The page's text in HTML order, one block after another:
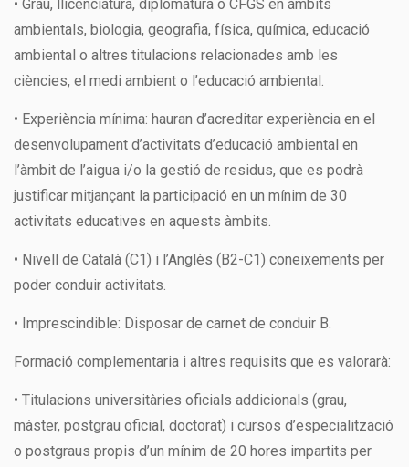
• Grau, llicenciatura, diplomatura o CFGS en àmbits
ambientals, biologia, geografia, física, química, educació
ambiental o altres titulacions relacionades amb les
ciències, el medi ambient o l’educació ambiental.
• Experiència mínima: hauran d’acreditar experiència en el
desenvolupament d’activitats d’educació ambiental en
l’àmbit de l’aigua i/o la gestió de residus, que es podrà
justificar mitjançant la participació en un mínim de 30
activitats educatives en aquests àmbits.
• Nivell de Català (C1) i l’Anglès (B2-C1) coneixements per
poder conduir activitats.
• Imprescindible: Disposar de carnet de conduir B.
Formació complementaria i altres requisits que es valorarà:
• Titulacions universitàries oficials addicionals (grau,
màster, postgrau oficial, doctorat) i cursos d’especialització
o postgraus propis d’un mínim de 20 hores impartits per